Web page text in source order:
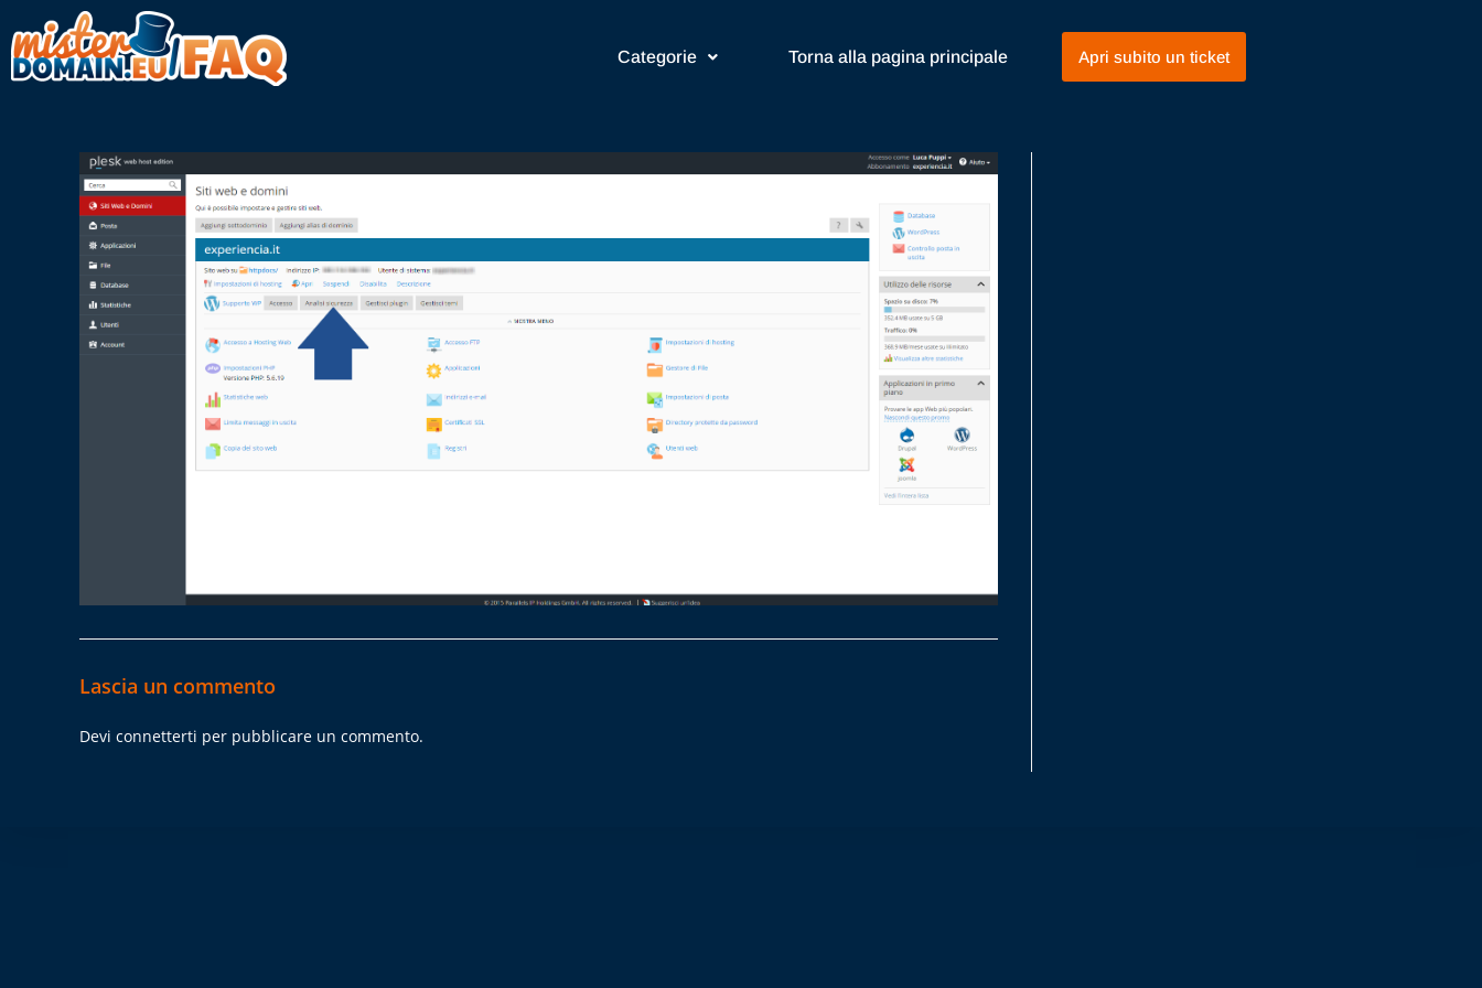
Categorie Torna alla pagina principale Apri subito un ticket
Lascia un commento
Devi connetterti per pubblicare un commento.